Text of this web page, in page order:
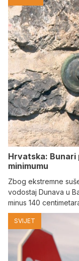
Hrvatska: Bunari
minimumu
Zbog ekstremne
vodostaj Dunava u
minus 140
SVIJET